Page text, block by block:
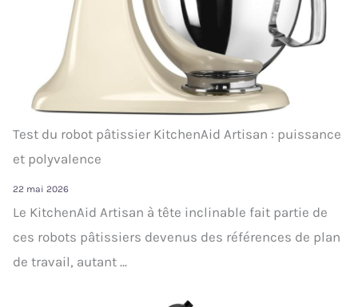
Test du robot pâtissier KitchenAid Artisan : puissance
et polyvalence
22 mai 2026
Le KitchenAid Artisan à tête inclinable fait partie de
ces robots pâtissiers devenus des références de plan
de travail, autant ...